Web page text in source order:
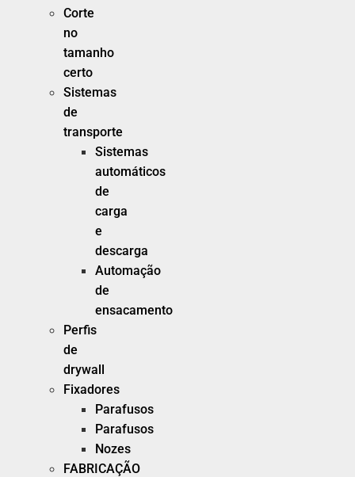
Corte
no
tamanho
certo
Sistemas
de
transporte
Sistemas
automáticos
de
carga
e
descarga
Automação
de
ensacamento
Perfis
de
drywall
Fixadores
Parafusos
Parafusos
Nozes
FABRICAÇÃO